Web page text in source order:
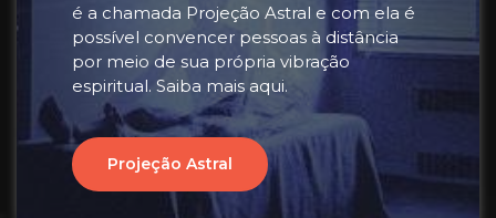
é a chamada Projeção Astral e com ela é
possível convencer pessoas à distância
por meio de sua própria vibração
espiritual. Saiba mais aqui.
Projeção Astral